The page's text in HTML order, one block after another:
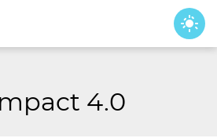
4.0